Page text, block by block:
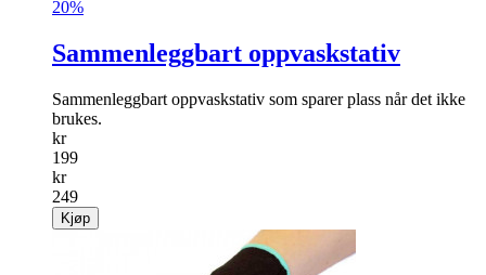
20%
Sammenleggbart oppvaskstativ
Sammenleggbart oppvaskstativ som sparer plass når det ikke
brukes.
kr
199
kr
249
Kjøp